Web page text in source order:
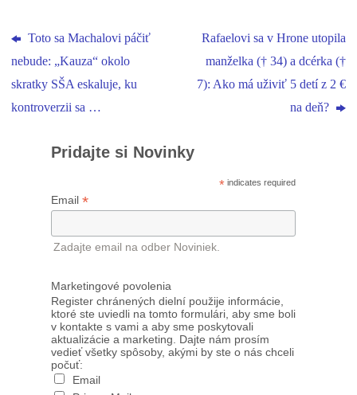
Toto sa Machalovi páčiť
nebude: „Kauza“ okolo
skratky SŠA eskaluje, ku
kontroverzii sa …
Rafaelovi sa v Hrone utopila
manželka († 34) a dcérka (†
7): Ako má uživiť 5 detí z 2 €
na deň?
Pridajte si Novinky
* indicates required
Email *
Zadajte email na odber Noviniek.
Marketingové povolenia
Register chránených dielní použije informácie,
ktoré ste uviedli na tomto formulári, aby sme boli
v kontakte s vami a aby sme poskytovali
aktualizácie a marketing. Dajte nám prosím
vedieť všetky spôsoby, akými by ste o nás chceli
počuť:
Email